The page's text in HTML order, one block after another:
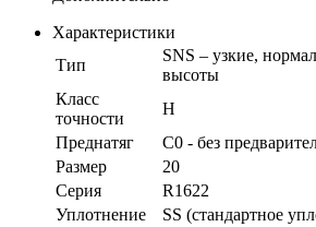
Характеристики
Тип
SNS – узкие,
высоты
Класс
точности
H
Преднатяг
C0 - без
Размер
20
Серия
R1622
Уплотнение
SS (стандартное